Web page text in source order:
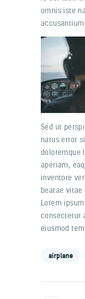
omnis iste
Sed ut
natus error
doloremque
aperiam,
inventore
beatae
Lorem
consectetur
eiusmod
airplane